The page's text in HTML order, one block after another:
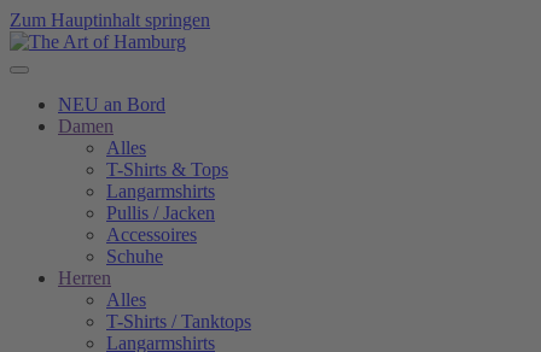
Zum Hauptinhalt springen
NEU an Bord
Damen
Alles
T-Shirts & Tops
Langarmshirts
Pullis / Jacken
Accessoires
Schuhe
Herren
Alles
T-Shirts / Tanktops
Langarmshirts